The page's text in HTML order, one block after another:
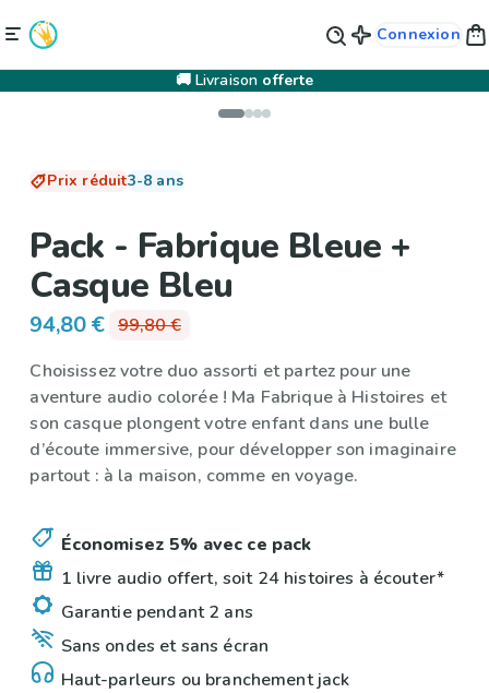
Connexion
🚚 Livraison offerte
Prix réduit3-8 ans
Pack - Fabrique Bleue +
Casque Bleu
94,80 € 99,80 €
Choisissez votre duo assorti et partez pour une
aventure audio colorée ! Ma Fabrique à Histoires et
son casque plongent votre enfant dans une bulle
d’écoute immersive, pour développer son imaginaire
partout : à la maison, comme en voyage.
Économisez 5% avec ce pack
1 livre audio offert, soit 24 histoires à écouter*
Garantie pendant 2 ans
Sans ondes et sans écran
Haut-parleurs ou branchement jack